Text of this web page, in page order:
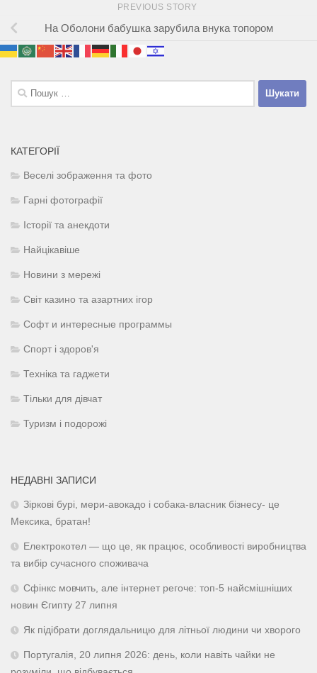
PREVIOUS STORY
На Оболони бабушка зарубила внука топором
Пошук:
КАТЕГОРІЇ
Веселі зображення та фото
Гарні фотографії
Історії та анекдоти
Найцікавіше
Новини з мережі
Світ казино та азартних ігор
Софт и интересные программы
Спорт і здоров'я
Техніка та гаджети
Тільки для дівчат
Туризм і подорожі
НЕДАВНІ ЗАПИСИ
Зіркові бурі, мери-авокадо і собака-власник бізнесу- це
Мексика, братан!
Електрокотел — що це, як працює, особливості виробництва
та вибір сучасного споживача
Сфінкс мовчить, але інтернет регоче: топ-5 найсмішніших
новин Єгипту 27 липня
Як підібрати доглядальницю для літньої людини чи хворого
Португалія, 20 липня 2026: день, коли навіть чайки не